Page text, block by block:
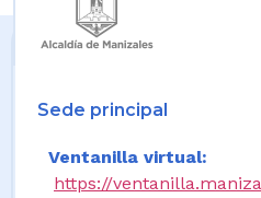
Sede principal
Ventanilla virtual:
https://